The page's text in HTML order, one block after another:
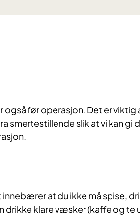
også før operasjon. Det er
smertestillende slik at vi kan gi
innebærer at du ikke må spise,
drikke klare væsker (kaffe og te